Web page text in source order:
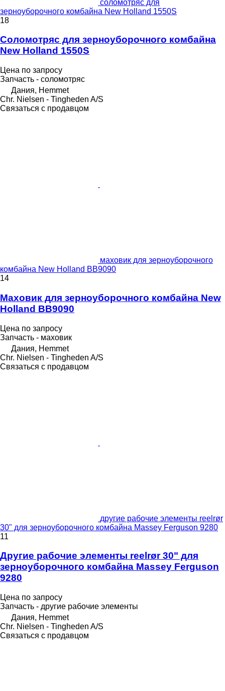
соломотряс для
зерноуборочного комбайна New Holland 1550S
18
Соломотряс для зерноуборочного комбайна
New Holland 1550S
Цена по запросу
Запчасть - соломотряс
Дания, Hemmet
Chr. Nielsen - Tingheden A/S
Связаться с продавцом
маховик для зерноуборочного
комбайна New Holland BB9090
14
Маховик для зерноуборочного комбайна New
Holland BB9090
Цена по запросу
Запчасть - маховик
Дания, Hemmet
Chr. Nielsen - Tingheden A/S
Связаться с продавцом
другие рабочие элементы reelrør
30" для зерноуборочного комбайна Massey Ferguson 9280
11
Другие рабочие элементы reelrør 30" для
зерноуборочного комбайна Massey Ferguson
9280
Цена по запросу
Запчасть - другие рабочие элементы
Дания, Hemmet
Chr. Nielsen - Tingheden A/S
Связаться с продавцом